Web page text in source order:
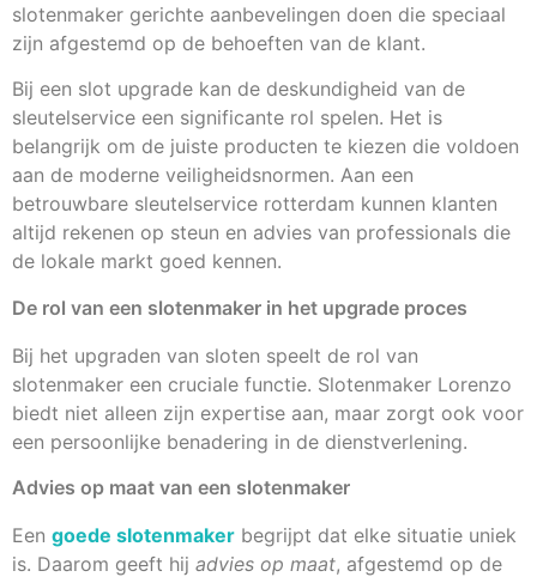
slotenmaker gerichte aanbevelingen doen die speciaal
zijn afgestemd op de behoeften van de klant.
Bij een slot upgrade kan de deskundigheid van de
sleutelservice een significante rol spelen. Het is
belangrijk om de juiste producten te kiezen die voldoen
aan de moderne veiligheidsnormen. Aan een
betrouwbare sleutelservice rotterdam kunnen klanten
altijd rekenen op steun en advies van professionals die
de lokale markt goed kennen.
De rol van een slotenmaker in het upgrade proces
Bij het upgraden van sloten speelt de rol van
slotenmaker een cruciale functie. Slotenmaker Lorenzo
biedt niet alleen zijn expertise aan, maar zorgt ook voor
een persoonlijke benadering in de dienstverlening.
Advies op maat van een slotenmaker
Een goede slotenmaker begrijpt dat elke situatie uniek
is. Daarom geeft hij advies op maat, afgestemd op de